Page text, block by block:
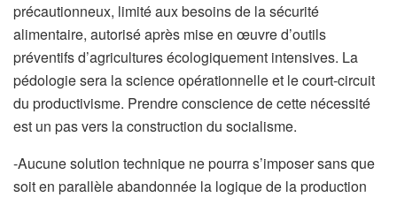
précautionneux, limité aux besoins de la sécurité
alimentaire, autorisé après mise en œuvre d’outils
préventifs d’agricultures écologiquement intensives. La
pédologie sera la science opérationnelle et le court-circuit
du productivisme. Prendre conscience de cette nécessité
est un pas vers la construction du socialisme.
-Aucune solution technique ne pourra s’imposer sans que
soit en parallèle abandonnée la logique de la production